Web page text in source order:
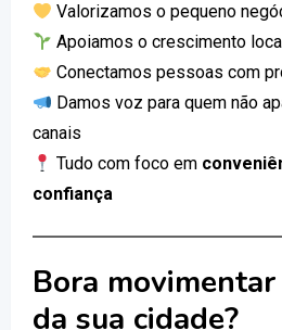
Valorizamos o pequeno
Apoiamos o crescimento
Conectamos pessoas com
Damos voz para quem não
canais
Tudo com foco em
confiança
Bora
da sua cidade?